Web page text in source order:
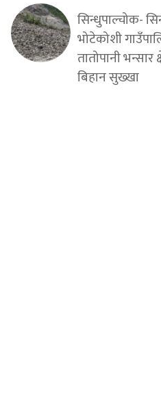
सिन्धुपाल्चोक-
भोटेकोशी
तातोपानी भन्सार
बिहान सुख्खा